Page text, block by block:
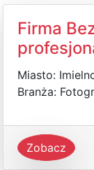
Firma
Miasto:
Branża:
Zobacz